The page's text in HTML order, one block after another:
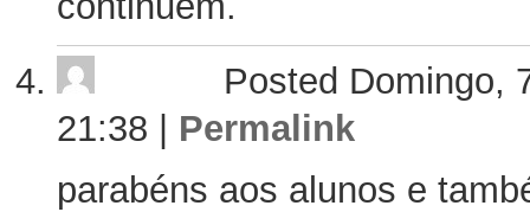
Posted Domingo,
21:38
Permalink
parabéns aos alunos e